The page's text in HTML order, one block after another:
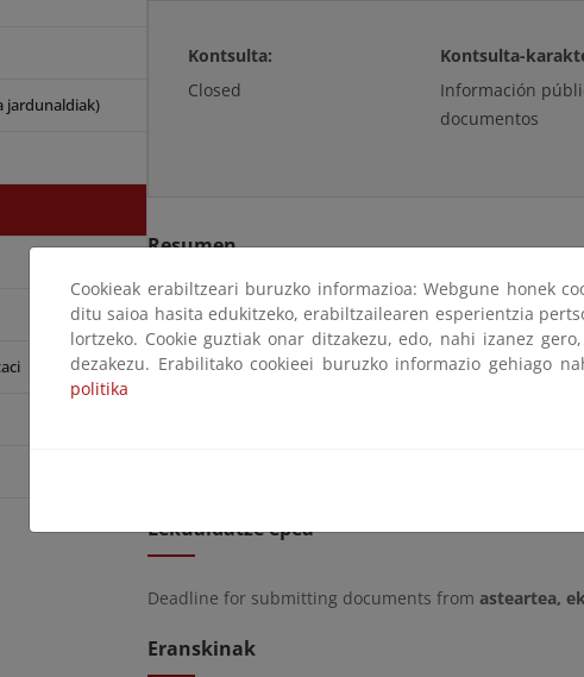
jardunaldiak)
Kontsulta:
Closed
Kontsulta-
Información
documentos
Resumen
Durante el plazo de un mes, contado a partir de la
Proyecto del camino de ronda entre las playas de La
Durante el plazo indicado cuantas personas lo
Tarragona, en la plaza Imperial Tarraco nº 4 - 4ª
Lekualdatze epea
Deadline for submitting documents from asteartea,
Eranskinak
Cookieak erabiltzeari buruzko informazioa: Webgune honek
ditu saioa hasita edukitzeko, erabiltzailearen esperientzia
lortzeko. Cookie guztiak onar ditzakezu, edo, nahi izanez
dezakezu. Erabilitako cookieei buruzko informazio gehiago
politika